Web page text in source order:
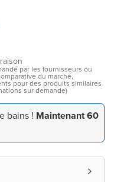
par les fournisseurs ou
du marché,
pour des produits similaires
sur demande)
bains ! Maintenant 60